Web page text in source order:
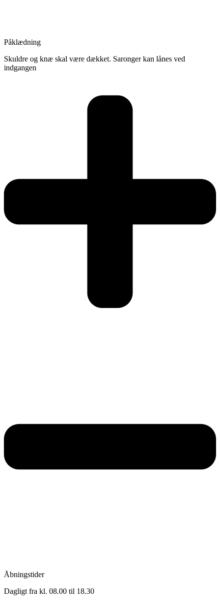
Påklædning
Skuldre og knæ skal være dækket. Saronger kan lånes ved
indgangen
Åbningstider
Dagligt fra kl. 08.00 til 18.30